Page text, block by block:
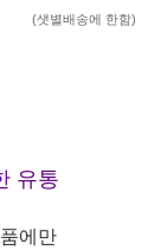
(샛별배송에 한함)
유통
에만